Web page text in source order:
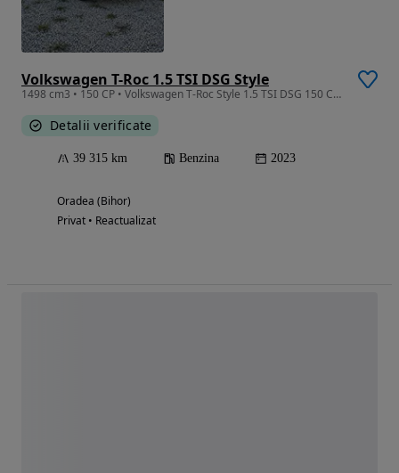
Volkswagen T-Roc 1.5 TSI DSG Style
1498 cm3 • 150 CP • Volkswagen T-Roc Style 1.5 TSI DSG 150 CP | 2023 | 39.315 km |
Detalii verificate
39 315 km Benzina 2023
Oradea (Bihor)
Privat • Reactualizat